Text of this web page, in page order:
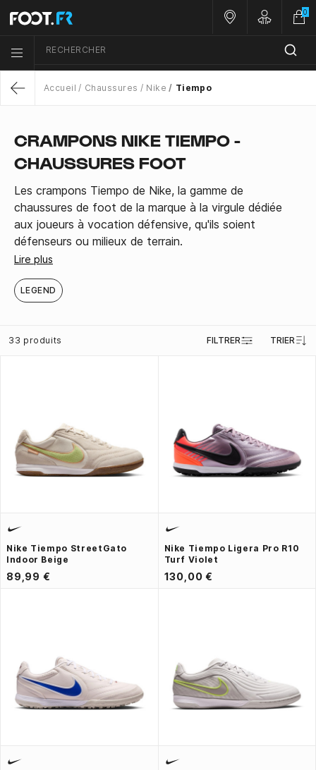
Menu list icon
RECHERCHER
Nos magasins
Customer
0
Accueil Chaussures Nike Tiempo
CRAMPONS NIKE TIEMPO -
CHAUSSURES FOOT
Les crampons Tiempo de Nike, la gamme de
chaussures de foot de la marque à la virgule dédiée
aux joueurs à vocation défensive, qu'ils soient
défenseurs ou milieux de terrain.
Lire plus
LEGEND
33 produits FILTRER TRIER
Nike Tiempo StreetGato
Indoor Beige
89,99 €
Nike Tiempo Ligera Pro R10
Turf Violet
130,00 €